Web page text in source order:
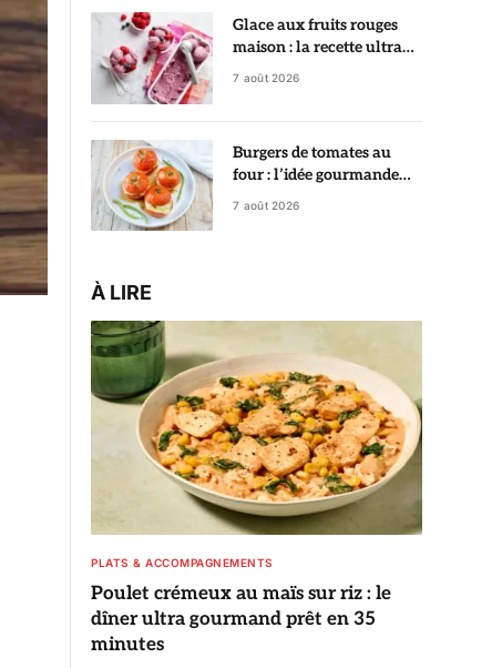
Glace aux fruits rouges
maison : la recette ultra
crémeuse qui rivalise avec
7 août 2026
Burgers de tomates au
four : l’idée gourmande
qui change des tomates
7 août 2026
À LIRE
PLATS & ACCOMPAGNEMENTS
Poulet crémeux au maïs sur riz : le
dîner ultra gourmand prêt en 35
minutes